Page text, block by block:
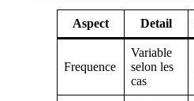
Aspect Detail
Frequence
Variable
selon les
cas